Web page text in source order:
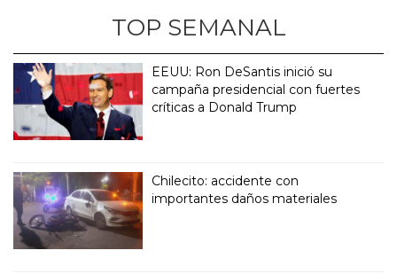
TOP SEMANAL
EEUU: Ron DeSantis inició su
campaña presidencial con fuertes
críticas a Donald Trump
Chilecito: accidente con
importantes daños materiales